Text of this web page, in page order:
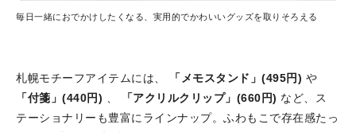
毎日一緒におでかけしたくなる、実用的でかわいいグッズを取りそろえる
札幌モチーフアイテムには、 「メモスタンド」(495円) や
「付箋」(440円) 、 「アクリルクリップ」(660円) など、ス
テーショナリーも豊富にラインナップ。ふわもこで存在感たっ